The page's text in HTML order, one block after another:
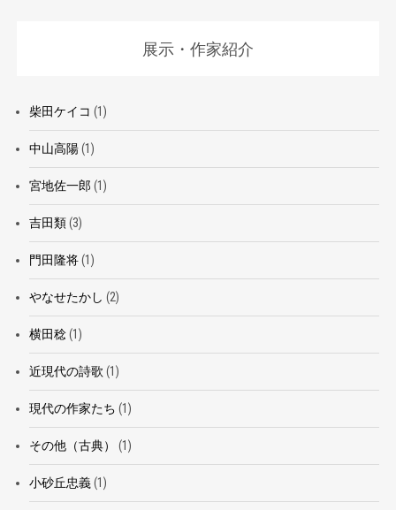
展示・作家紹介
柴田ケイコ (1)
中山高陽(1)
宮地佐一郎 (1)
吉田類(3)
門田隆将(1)
やなせたかし (2)
横田稔(1)
近現代の詩歌 (1)
現代の作家たち (1)
その他（古典） (1)
小砂丘忠義(1)